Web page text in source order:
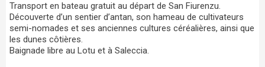
Transport en bateau gratuit au départ de San Fiurenzu.
Découverte d’un sentier d’antan, son hameau de cultivateurs
semi-nomades et ses anciennes cultures céréalières, ainsi que
les dunes côtières.
Baignade libre au Lotu et à Saleccia.